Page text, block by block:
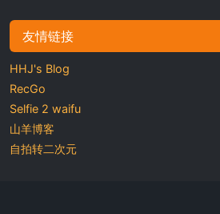
友情链接
HHJ's Blog
RecGo
Selfie 2 waifu
山羊博客
自拍转二次元